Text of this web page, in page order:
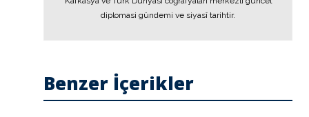
diplomasi gündemi ve siyasî tarihtir.
Benzer İçerikler